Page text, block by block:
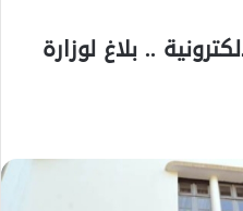
.. بلاغ لوزارة